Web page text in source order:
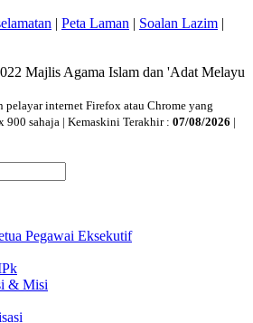
| Peta Laman | Soalan Lazim |
Majlis Agama Islam dan 'Adat Melayu
pelayar internet Firefox atau Chrome yang
sahaja | Kemaskini Terakhir : 07/08/2026 |
Pegawai Eksekutif
& Misi